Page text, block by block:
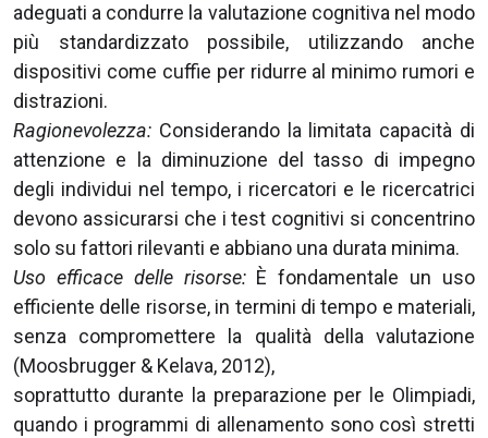
adeguati a condurre la valutazione cognitiva nel modo
più standardizzato possibile, utilizzando anche
dispositivi come cuffie per ridurre al minimo rumori e
distrazioni.
Ragionevolezza: Considerando la limitata capacità di
attenzione e la diminuzione del tasso di impegno
degli individui nel tempo, i ricercatori e le ricercatrici
devono assicurarsi che i test cognitivi si concentrino
solo su fattori rilevanti e abbiano una durata minima.
Uso efficace delle risorse:È fondamentale un uso
efficiente delle risorse, in termini di tempo e materiali,
senza compromettere la qualità della valutazione
(Moosbrugger & Kelava, 2012),
soprattutto durante la preparazione per le Olimpiadi,
quando i programmi di allenamento sono così stretti